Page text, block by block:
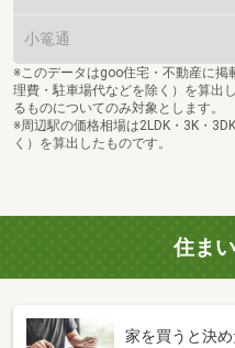
小篭通
※このデータはgoo住宅・不動産に掲
理費・駐車場代などを除く）を算出
るものについてのみ対象とします。
※周辺駅の価格相場は2LDK・3K・
く）を算出したものです。
住ま
家を買うと決